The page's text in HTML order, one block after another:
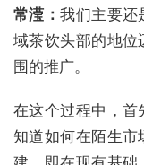
常滢：我们主要还
域茶饮头部的地位
围的推广。
在这个过程中，首
知道如何在陌生市